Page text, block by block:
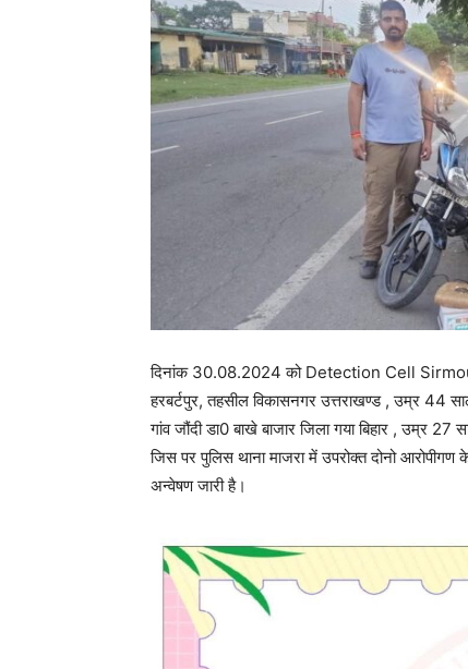
दिनांक 30.08.2024 को Detection Cell Sirmour
हरबर्टपुर, तहसील विकासनगर उत्तराखण्ड , उम्र 44
गांव जौंदी डा0 बाखे बाजार जिला गया बिहार , उम्र
जिस पर पुलिस थाना माजरा में उपरोक्त दोनो
अन्वेषण जारी है।